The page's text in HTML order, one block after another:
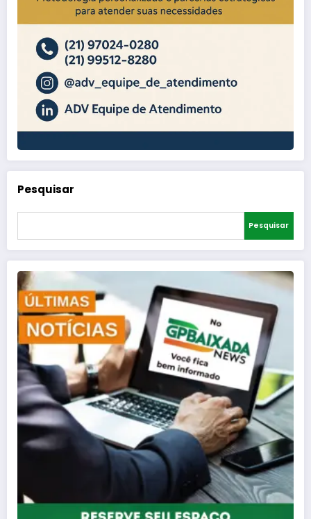
Pesquisar
Pesquisar